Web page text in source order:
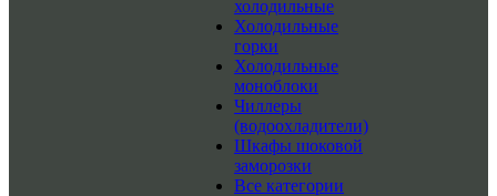
холодильные
Холодильные
горки
Холодильные
моноблоки
Чиллеры
(водоохладители)
Шкафы шоковой
заморозки
Все категории